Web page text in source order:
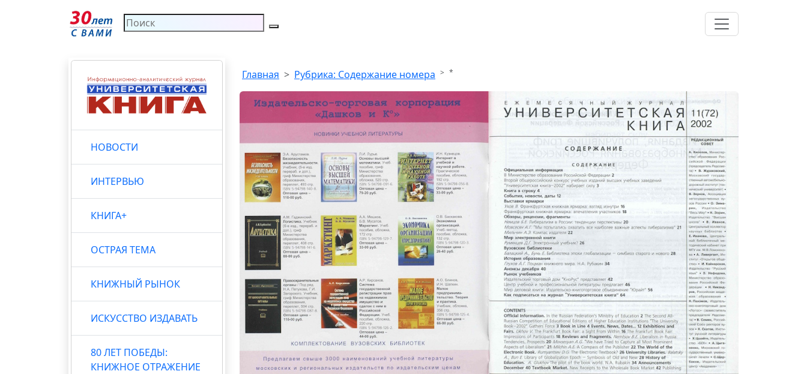
НОВОСТИ
ИНТЕРВЬЮ
КНИГА+
ОСТРАЯ ТЕМА
КНИЖНЫЙ РЫНОК
ИСКУССТВО ИЗДАВАТЬ
80 ЛЕТ ПОБЕДЫ:
КНИЖНОЕ ОТРАЖЕНИЕ
Главная Рубрика: Содержание номера *